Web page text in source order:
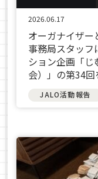
2026.06.17
オーガナイザー
事務局スタッフ
ション企画「
会）」の第34回
JALO活動報告